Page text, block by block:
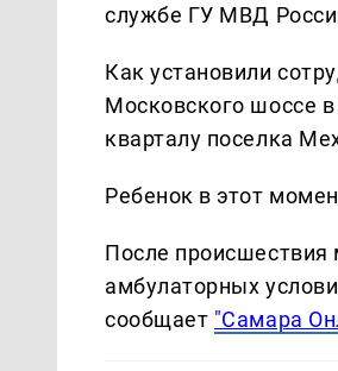
службе ГУ МВД
Как установили
Московского шоссе
кварталу поселка
Ребенок в этот
После происшествия
амбулаторных
сообщает "Самара